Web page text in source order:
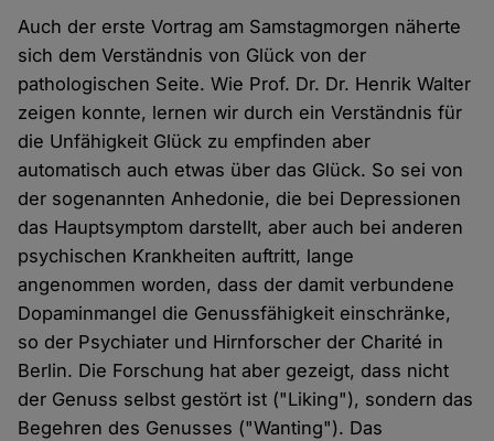
Auch der erste Vortrag am Samstagmorgen näherte
sich dem Verständnis von Glück von der
pathologischen Seite. Wie Prof. Dr. Dr. Henrik Walter
zeigen konnte, lernen wir durch ein Verständnis für
die Unfähigkeit Glück zu empfinden aber
automatisch auch etwas über das Glück. So sei von
der sogenannten Anhedonie, die bei Depressionen
das Hauptsymptom darstellt, aber auch bei anderen
psychischen Krankheiten auftritt, lange
angenommen worden, dass der damit verbundene
Dopaminmangel die Genussfähigkeit einschränke,
so der Psychiater und Hirnforscher der Charité in
Berlin. Die Forschung hat aber gezeigt, dass nicht
der Genuss selbst gestört ist ("Liking"), sondern das
Begehren des Genusses ("Wanting"). Das